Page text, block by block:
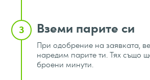
3 Вземи парите си
При одобрение на заявката,
наредим парите ти. Тях също
броени минути.